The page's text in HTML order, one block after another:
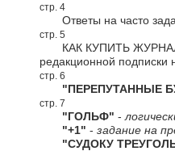
стр. 4
Ответы на часто
стр. 5
КАК КУПИТЬ ЖУРНАЛ
редакционной подписки
стр. 6
"ПЕРЕПУТАННЫЕ
стр. 7
"ГОЛЬФ" -
"+1" - задание на
"СУДОКУ